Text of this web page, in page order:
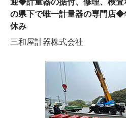
迎◆計量器の据付、修理、検
の県下で唯一計量器の専門店◆
休み
三和屋計器株式会社